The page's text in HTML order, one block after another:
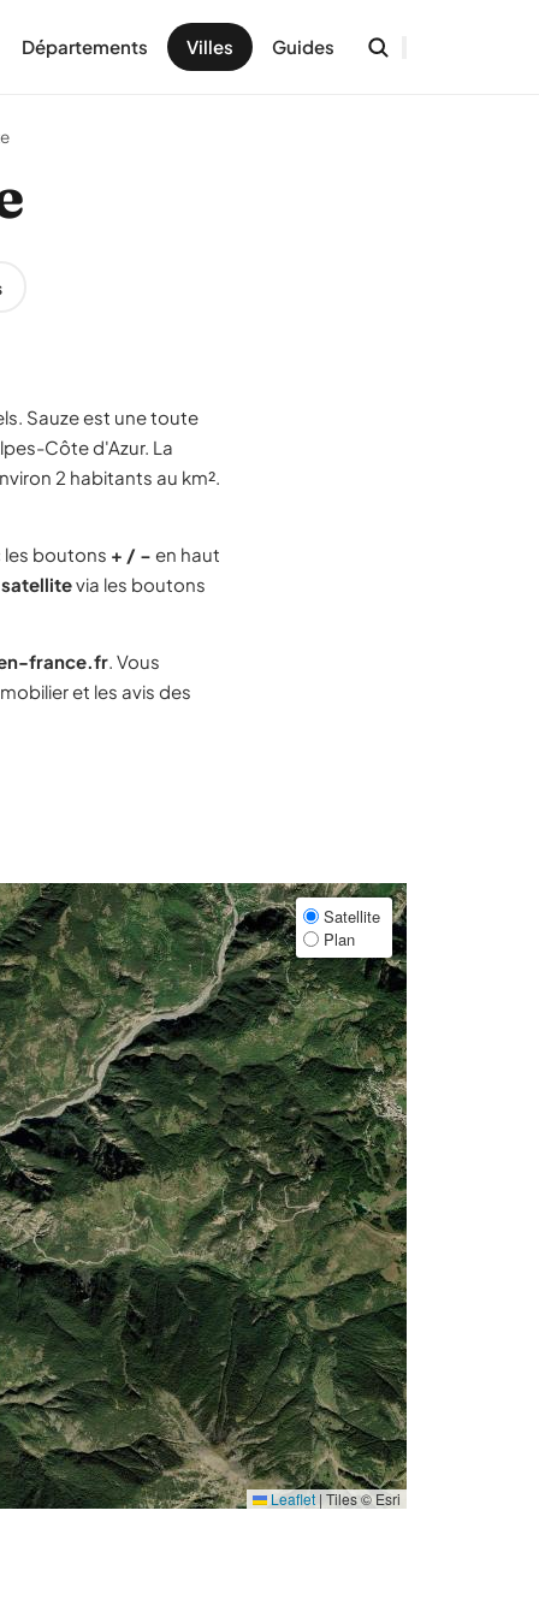
Départements Villes Guides
Sauze est une toute
Côte d'Azur. La
2 habitants au km².
les boutons + / − en haut
via les boutons
france.fr. Vous
et les avis des
Satellite
Plan
Leaflet | Tiles © Esri